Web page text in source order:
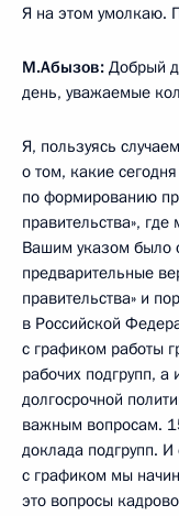
Я на этом умолкаю.
М.Абызов: Добрый
день, уважаемые
Я, пользуясь
о том, какие
по формированию
правительства»,
Вашим указом было
предварительные
правительства» и
в Российской
с графиком работы
рабочих подгрупп,
долгосрочной
важным вопросам.
доклада подгрупп. И
с графиком мы
это вопросы